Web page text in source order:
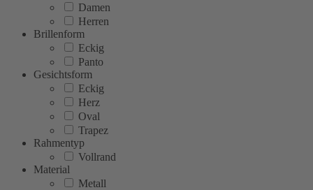
Damen
Herren
Brillenform
Eckig
Panto
Gesichtsform
Eckig
Herz
Oval
Trapez
Rahmentyp
Vollrand
Material
Metall